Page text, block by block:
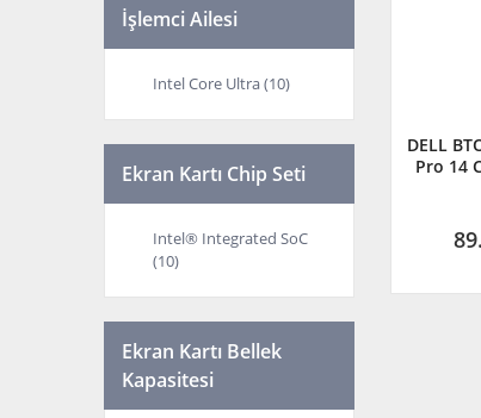
İşlemci Ailesi
Intel Core Ultra (10)
Ekran Kartı Chip Seti
Intel® Integrated SoC
(10)
Ekran Kartı Bellek
Kapasitesi
DELL
Pro 14